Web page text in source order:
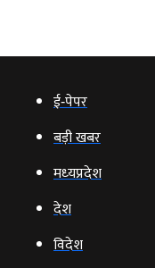
ई‑पेपर
बड़ी खबर
मध्‍यप्रदेश
देश
विदेश